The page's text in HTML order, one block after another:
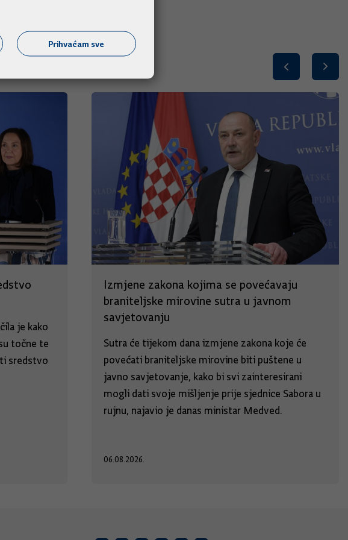
je kako
točne te
sredstvo
Izmjene zakona kojima se povećavaju
braniteljske mirovine sutra u javnom
savjetovanju
Sutra će tijekom dana izmjene zakona koje će
povećati braniteljske mirovine biti puštene u
javno savjetovanje, kako bi svi zainteresirani
mogli dati svoje mišljenje prije sjednice Sabora u
rujnu, najavio je danas ministar Medved.
06.08.2026.
Prihvaćam sve